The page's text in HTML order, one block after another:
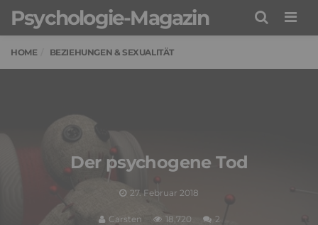
Psychologie-Magazin
HOME BEZIEHUNGEN & SEXUALITÄT
Der psychogene Tod
27. Februar 2018
Carsten 18,720 2